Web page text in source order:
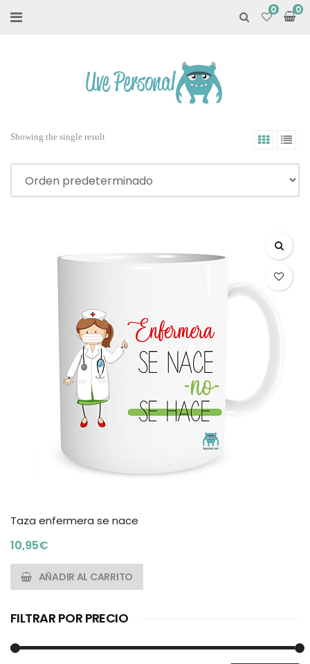
0
Showing the single result
Taza enfermera se nace
10,95€
AÑADIR AL CARRITO
FILTRAR POR PRECIO